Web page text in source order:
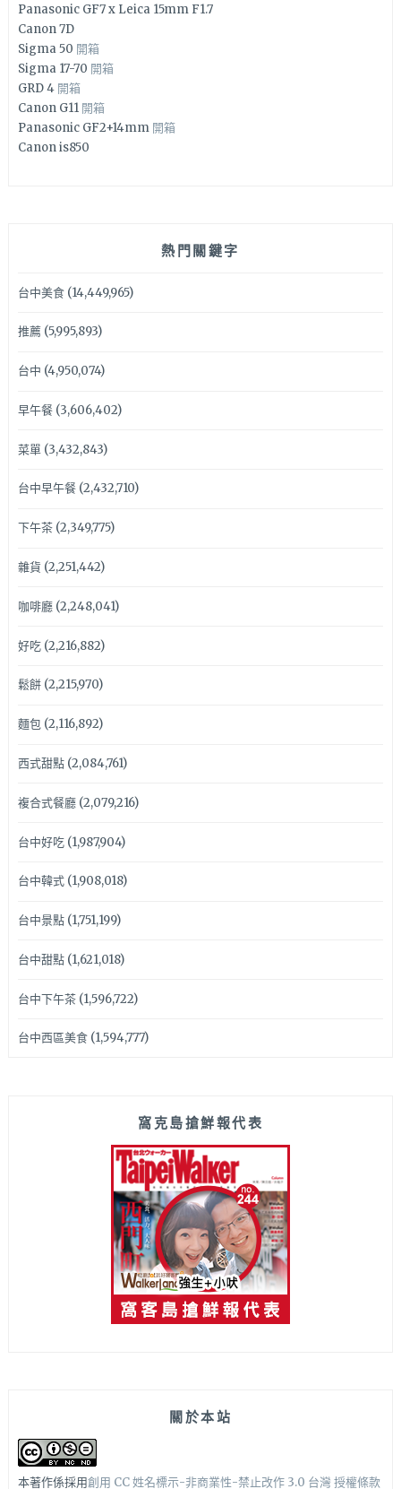
Panasonic GF7 x Leica 15mm F1.7
Canon 7D
Sigma 50 開箱
Sigma 17-70 開箱
GRD 4 開箱
Canon G11 開箱
Panasonic GF2+14mm 開箱
Canon is850
熱門關鍵字
台中美食(14,449,965)
推薦(5,995,893)
台中 (4,950,074)
早午餐(3,606,402)
菜單(3,432,843)
台中早午餐(2,432,710)
下午茶(2,349,775)
雜貨 (2,251,442)
咖啡廳(2,248,041)
好吃(2,216,882)
鬆餅(2,215,970)
麵包(2,116,892)
西式甜點(2,084,761)
複合式餐廳(2,079,216)
台中好吃(1,987,904)
台中韓式(1,908,018)
台中景點(1,751,199)
台中甜點(1,621,018)
台中下午茶(1,596,722)
台中西區美食(1,594,777)
窩克島搶鮮報代表
關於本站
本著作係採用創用 CC 姓名標示-非商業性-禁止改作 3.0 台灣 授權條款